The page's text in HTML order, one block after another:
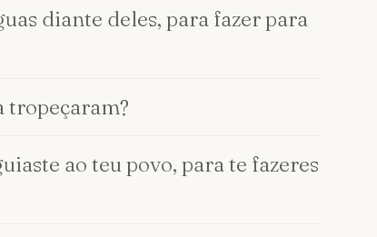
diante deles, para fazer para
tropeçaram?
ao teu povo, para te fazeres